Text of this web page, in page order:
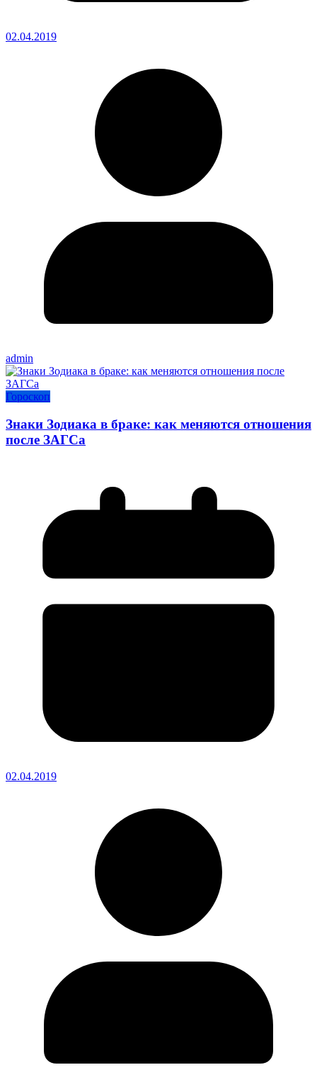
02.04.2019
admin
Гороскоп
Знаки Зодиака в браке: как меняются отношения
после ЗАГСа
02.04.2019